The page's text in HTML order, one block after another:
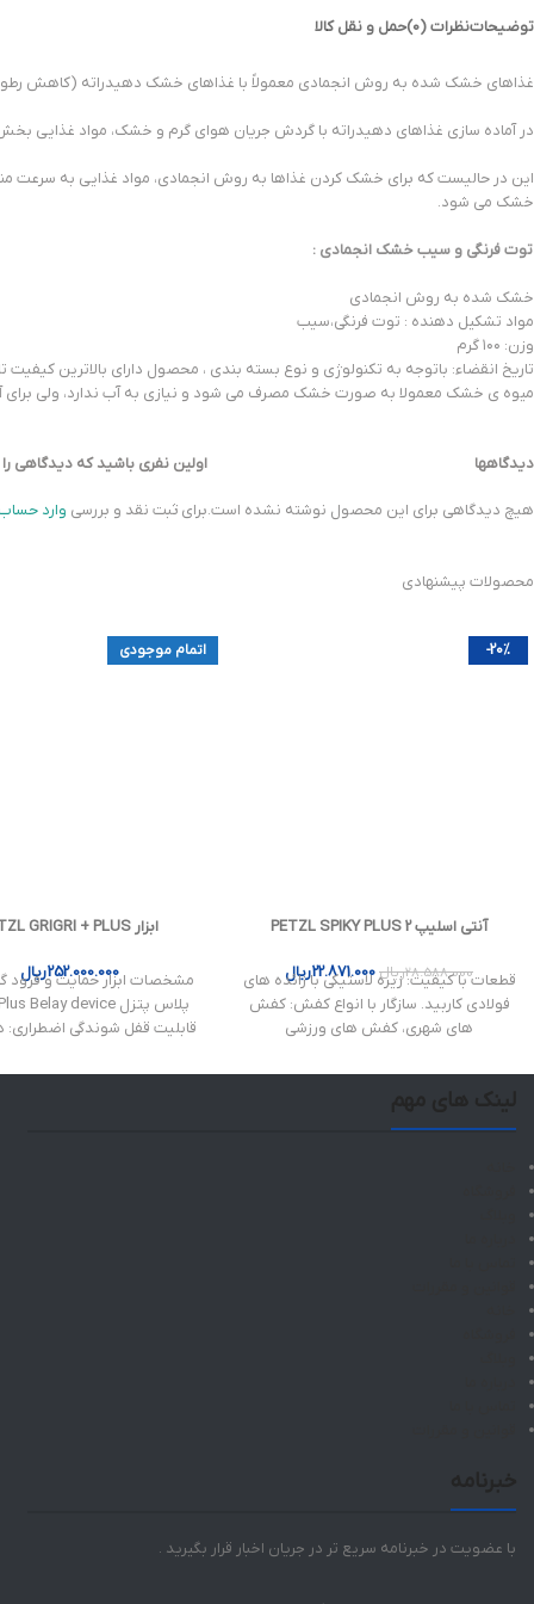
توضیحاتنظرات (0) حمل و نقل کالا
غذاهای خشک شده به روش انجمادی معمولاً با غذاهای خشک دهیدراته (کاهش
در آماده سازی غذاهای دهیدراته با گردش جریان هوای گرم و خشک، مواد غذایی
این در حالیست که برای خشک کردن غذاها به روش انجمادی، مواد غذایی به سرعت
خشک می شود.
توت فرنگی و سیب خشک انجمادی :
خشک شده به روش انجمادی
مواد تشکیل دهنده : توت فرنگی،سیب
وزن: ۱۰۰ گرم
تاریخ انقضاء: باتوجه به تکنولوژی و نوع بسته بندی ، محصول دارای بالاترین کیفیت تا 30 سال می باشد ولی باتوجه به استانداردهای ملی هر کشوری محدودیت برای تاریخ انقضا وجود دارد و حداکثر تاریخ انقضا طبق قوانین ایران 2 سال می باشد.
میوه ی خشک معمولا به صورت خشک مصرف می شود و نیازی به آب ندارد، ولی برای
دیدگاهها
هیچ دیدگاهی برای این محصول نوشته نشده است.
اولین نفری باشید که دیدگاهی
برای ثبت نقد و بررسی وارد
محصولات پیشنهادی
-20%
آنتی اسلیپ PETZL SPIKY PLUS 2
28.588.000ریال22.871.000ریال
قطعات با کیفیت: زیره لاستیکی با زائده های
فولادی کاربید. سازگار با انواع کفش: کفش
های شهری، کفش های ورزشی
اتمام موجودی
ابزار PETZL GRIGRI + PLUS
252.000.000ریال
مشخصات ابزار حمایت و فرود
قابلیت قفل شوندگی اضطراری:
لینک های مهم
با عضویت در خبرنامه سریع تر در جریان اخبار قرار بگیرید .